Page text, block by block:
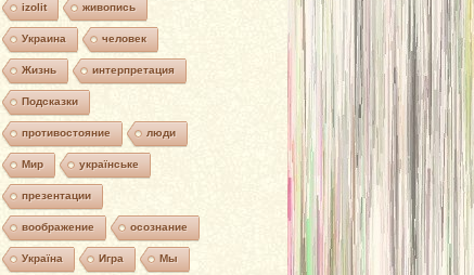
izolit живопись
Украина человек
Жизнь интерпретация
Подсказки
противостояние люди
Мир українське
презентации
воображение осознание
Україна Игра Мы